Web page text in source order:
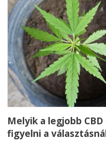
Melyik a legjobb
figyelni a